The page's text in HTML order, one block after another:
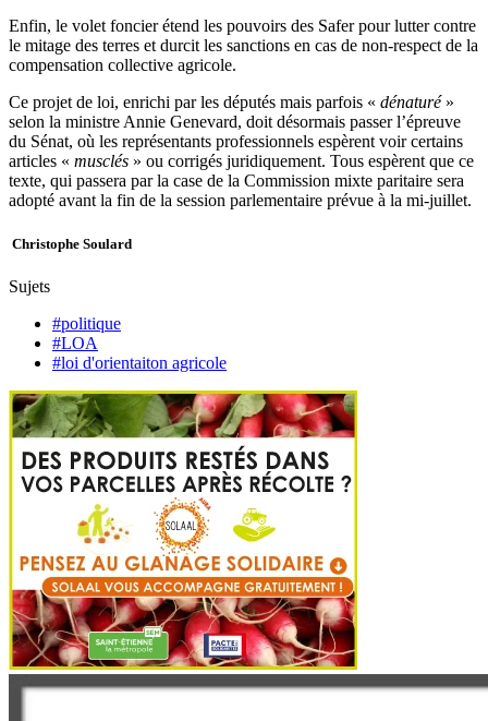
Enfin, le volet foncier étend les pouvoirs des Safer pour lutter contre
le mitage des terres et durcit les sanctions en cas de non-respect de la
compensation collective agricole.
Ce projet de loi, enrichi par les députés mais parfois « dénaturé »
selon la ministre Annie Genevard, doit désormais passer l’épreuve
du Sénat, où les représentants professionnels espèrent voir certains
articles « musclés » ou corrigés juridiquement. Tous espèrent que ce
texte, qui passera par la case de la Commission mixte paritaire sera
adopté avant la fin de la session parlementaire prévue à la mi-juillet.
Christophe Soulard
Sujets
#politique
#LOA
#loi d'orientaiton agricole